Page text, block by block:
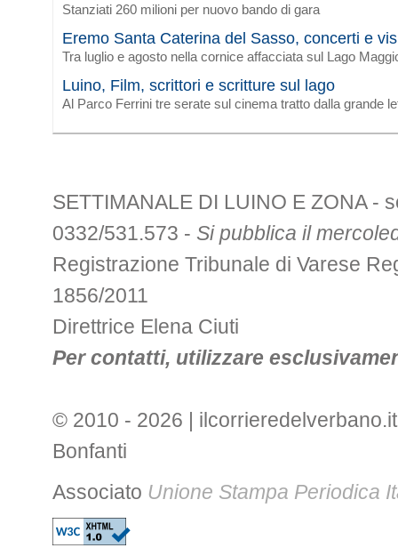
Stanziati 260 milioni per nuovo bando di gara
Eremo Santa Caterina del Sasso, concerti e
Tra luglio e agosto nella cornice affacciata sul Lago
Luino, Film, scrittori e scritture sul lago
Al Parco Ferrini tre serate sul cinema tratto dalla grande
SETTIMANALE DI LUINO E ZONA -
0332/531.573 - Si pubblica il
Registrazione Tribunale di Varese
1856/2011
Direttrice Elena Ciuti
Per contatti, utilizzare
© 2010 - 2026 |
Bonfanti
Associato Unione Stampa Periodica